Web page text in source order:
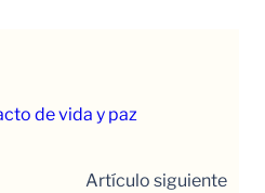
de vida y paz
Artículo siguiente